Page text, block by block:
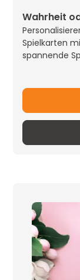
für
Aufgrund
wird sie
Wahrheit
Spielkarten
spannende